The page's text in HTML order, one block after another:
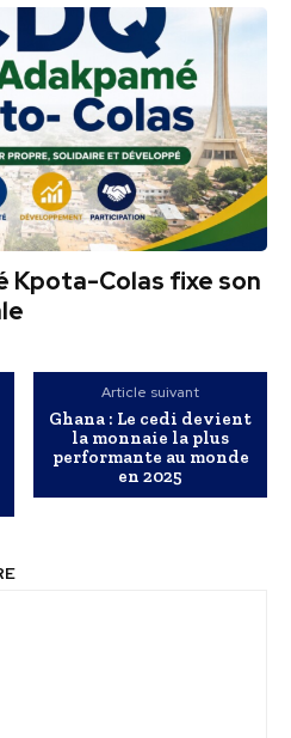
Kpota-Colas fixe son
Article suivant
Ghana : Le cedi devient
la monnaie la plus
performante au monde
en 2025